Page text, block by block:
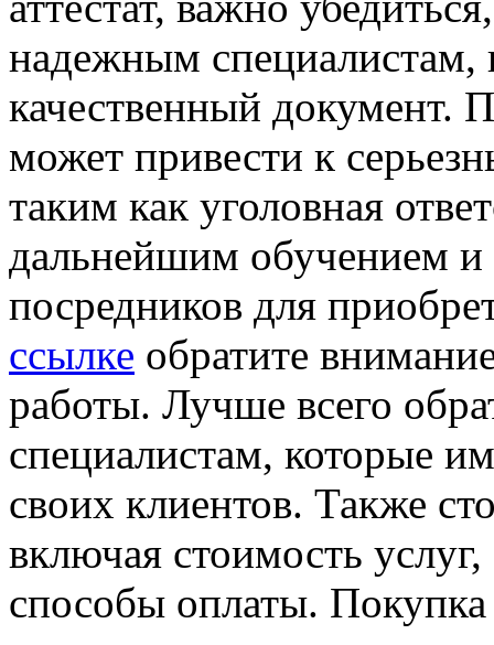
надежным специалистам,
качественный документ.
может привести к
таким как уголовная
дальнейшим обучением
посредников для
ссылке обратите
работы. Лучше всего
специалистам, которые
своих клиентов. Также
включая стоимость
способы оплаты. Покупка